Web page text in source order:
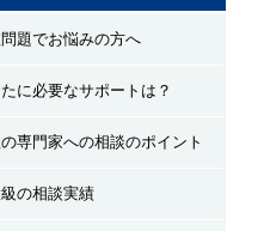
題でお悩みの方へ
に必要なサポートは？
専門家への相談のポイント
の相談実績